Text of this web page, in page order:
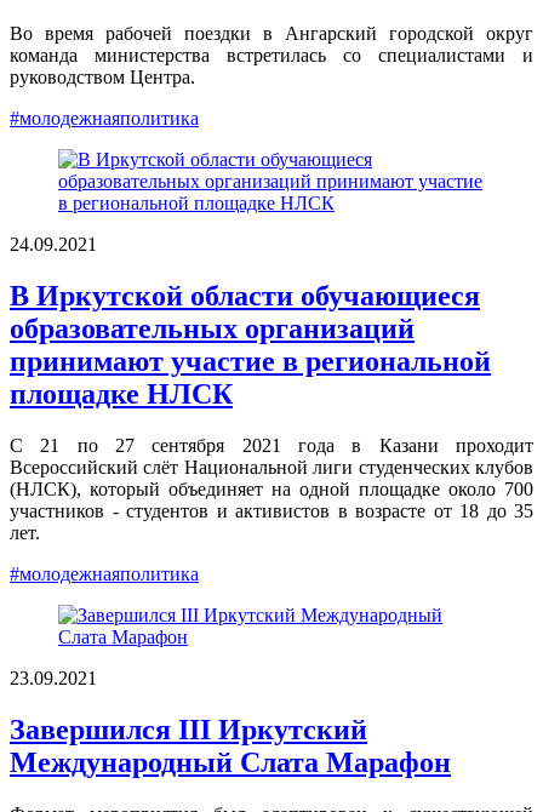
Во время рабочей поездки в Ангарский городской округ
команда министерства встретилась со специалистами и
руководством Центра.
#молодежнаяполитика
24.09.2021
В Иркутской области обучающиеся
образовательных организаций
принимают участие в региональной
площадке НЛСК
С 21 по 27 сентября 2021 года в Казани проходит
Всероссийский слёт Национальной лиги студенческих клубов
(НЛСК), который объединяет на одной площадке около 700
участников - студентов и активистов в возрасте от 18 до 35
лет.
#молодежнаяполитика
23.09.2021
Завершился III Иркутский
Международный Слата Марафон